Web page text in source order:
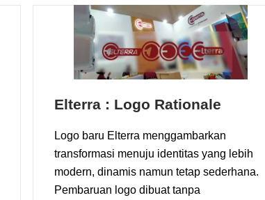
Elterra : Logo Rationale
Logo baru Elterra menggambarkan
transformasi menuju identitas yang lebih
modern, dinamis namun tetap sederhana.
Pembaruan logo dibuat tanpa